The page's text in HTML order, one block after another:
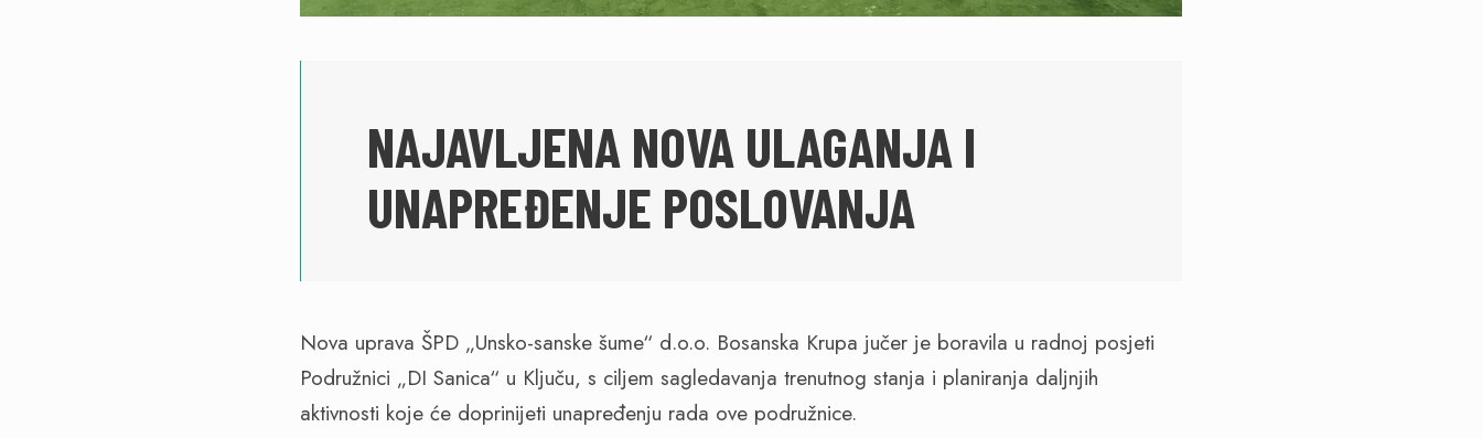
NAJAVLJENA NOVA ULAGANJA I
UNAPREĐENJE POSLOVANJA
Nova uprava ŠPD „Unsko-sanske šume“ d.o.o. Bosanska Krupa jučer je boravila u radnoj posjeti
Podružnici „DI Sanica“ u Ključu, s ciljem sagledavanja trenutnog stanja i planiranja daljnjih
aktivnosti koje će doprinijeti unapređenju rada ove podružnice.